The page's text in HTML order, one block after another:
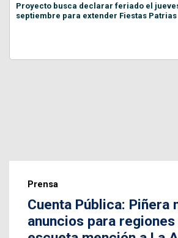
Proyecto busca declarar feriado el
septiembre para extender Fiestas Patrias
Prensa
Cuenta Pública: Piñera
anuncios para